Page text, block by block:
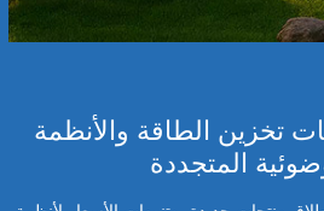
تخزين الطاقة والأنظمة
المتجددة